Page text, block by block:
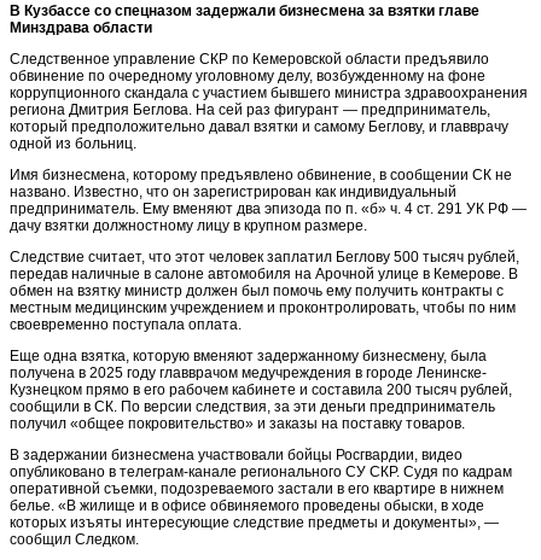
В Кузбассе со спецназом задержали бизнесмена за взятки главе
Минздрава области
Следственное управление СКР по Кемеровской области предъявило
обвинение по очередному уголовному делу, возбужденному на фоне
коррупционного скандала с участием бывшего министра здравоохранения
региона Дмитрия Беглова. На сей раз фигурант — предприниматель,
который предположительно давал взятки и самому Беглову, и главврачу
одной из больниц.
Имя бизнесмена, которому предъявлено обвинение, в сообщении СК не
названо. Известно, что он зарегистрирован как индивидуальный
предприниматель. Ему вменяют два эпизода по п. «б» ч. 4 ст. 291 УК РФ —
дачу взятки должностному лицу в крупном размере.
Следствие считает, что этот человек заплатил Беглову 500 тысяч рублей,
передав наличные в салоне автомобиля на Арочной улице в Кемерове. В
обмен на взятку министр должен был помочь ему получить контракты с
местным медицинским учреждением и проконтролировать, чтобы по ним
своевременно поступала оплата.
Еще одна взятка, которую вменяют задержанному бизнесмену, была
получена в 2025 году главврачом медучреждения в городе Ленинске-
Кузнецком прямо в его рабочем кабинете и составила 200 тысяч рублей,
сообщили в СК. По версии следствия, за эти деньги предприниматель
получил «общее покровительство» и заказы на поставку товаров.
В задержании бизнесмена участвовали бойцы Росгвардии, видео
опубликовано в телеграм-канале регионального СУ СКР. Судя по кадрам
оперативной съемки, подозреваемого застали в его квартире в нижнем
белье. «В жилище и в офисе обвиняемого проведены обыски, в ходе
которых изъяты интересующие следствие предметы и документы», —
сообщил Следком.